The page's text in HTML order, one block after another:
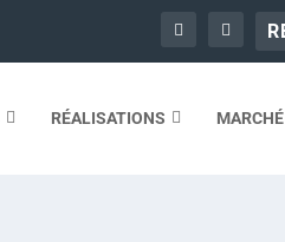
RÉALISATIONS MARCHÉ